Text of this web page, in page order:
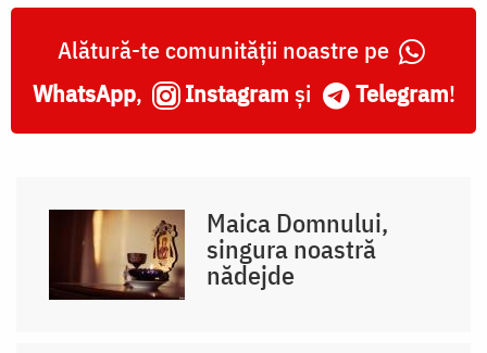
Alătură-te comunității noastre pe
WhatsApp, Instagram și Telegram!
Maica Domnului,
singura noastră
nădejde